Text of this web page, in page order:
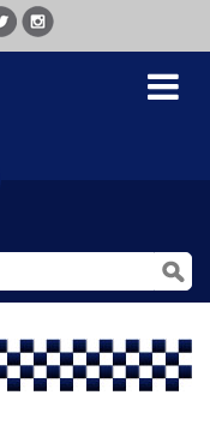
Toggle